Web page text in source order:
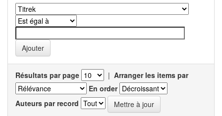
Résultats par page | Arranger les items par
En order
Auteurs par record